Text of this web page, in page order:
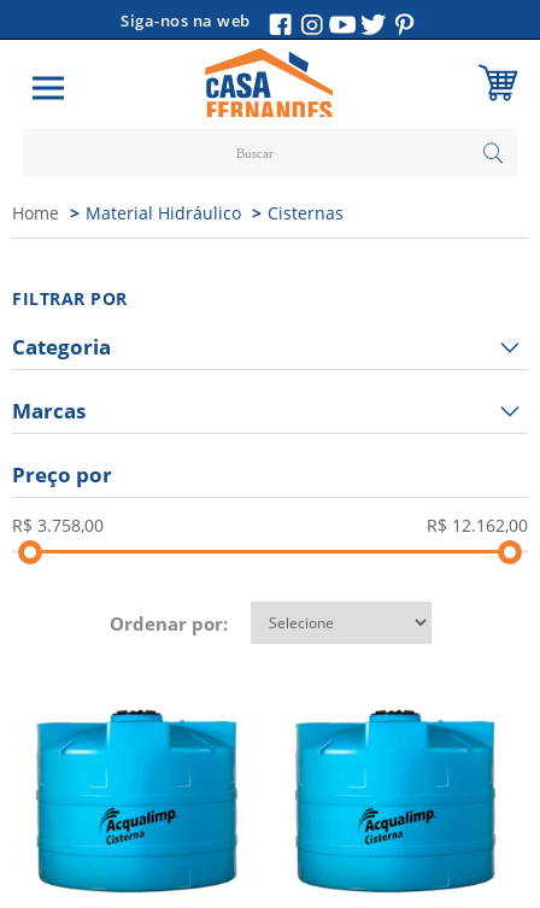
Siga-nos na web
Vazio
Home Material Hidráulico Cisternas
FILTRAR POR
Categoria
Marcas
Preço por
Ordenar por: